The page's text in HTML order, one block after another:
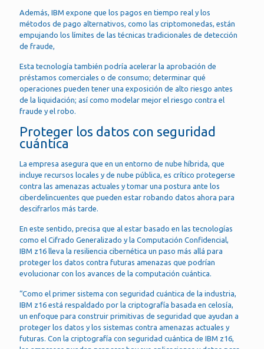
Además, IBM expone que los pagos en tiempo real y los
métodos de pago alternativos, como las criptomonedas, están
empujando los límites de las técnicas tradicionales de detección
de fraude,
Esta tecnología también podría acelerar la aprobación de
préstamos comerciales o de consumo; determinar qué
operaciones pueden tener una exposición de alto riesgo antes
de la liquidación; así como modelar mejor el riesgo contra el
fraude y el robo.
Proteger los datos con seguridad
cuántica
La empresa asegura que en un entorno de nube híbrida, que
incluye recursos locales y de nube pública, es crítico protegerse
contra las amenazas actuales y tomar una postura ante los
ciberdelincuentes que pueden estar robando datos ahora para
descifrarlos más tarde.
En este sentido, precisa que al estar basado en las tecnologías
como el Cifrado Generalizado y la Computación Confidencial,
IBM z16 lleva la resiliencia cibernética un paso más allá para
proteger los datos contra futuras amenazas que podrían
evolucionar con los avances de la computación cuántica.
“Como el primer sistema con seguridad cuántica de la industria,
IBM z16 está respaldado por la criptografía basada en celosía,
un enfoque para construir primitivas de seguridad que ayudan a
proteger los datos y los sistemas contra amenazas actuales y
futuras. Con la criptografía con seguridad cuántica de IBM z16,